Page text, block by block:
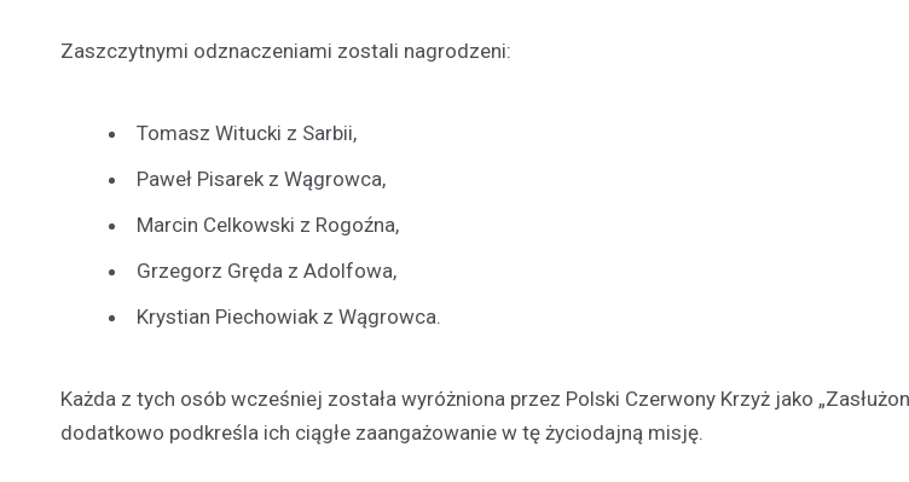
Zaszczytnymi odznaczeniami zostali nagrodzeni:
Tomasz Witucki z Sarbii,
Paweł Pisarek z Wągrowca,
Marcin Celkowski z Rogoźna,
Grzegorz Gręda z Adolfowa,
Krystian Piechowiak z Wągrowca.
Każda z tych osób wcześniej została wyróżniona przez Polski Czerwony Krzyż jako
dodatkowo podkreśla ich ciągłe zaangażowanie w tę życiodajną misję.